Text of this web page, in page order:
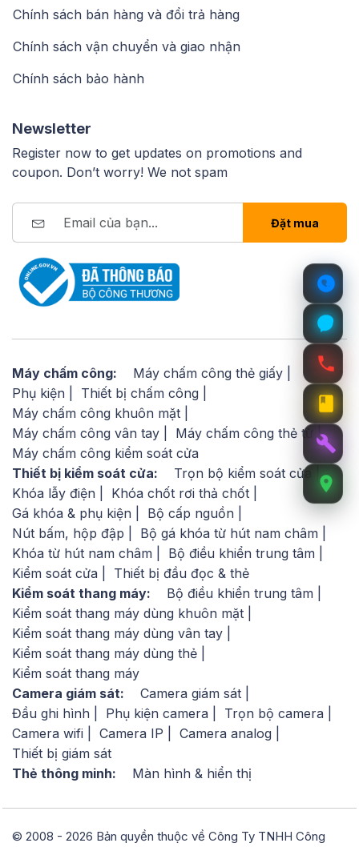
Chính sách bán hàng và đổi trả hàng
Chính sách vận chuyển và giao nhận
Chính sách bảo hành
Newsletter
Register now to get updates on promotions and
coupon. Don’t worry! We not spam
Đặt mua
Máy chấm công:
Máy chấm công thẻ giấy
Phụ kiện
Thiết bị chấm công
Máy chấm công khuôn mặt
Máy chấm công vân tay
Máy chấm công thẻ từ
Máy chấm công kiểm soát cửa
Thiết bị kiểm soát cửa:
Trọn bộ kiểm soát cửa
Khóa lẫy điện
Khóa chốt rơi thả chốt
Gá khóa & phụ kiện
Bộ cấp nguồn
Nút bấm, hộp đập
Bộ gá khóa từ hút nam châm
Khóa từ hút nam châm
Bộ điều khiển trung tâm
Kiểm soát cửa
Thiết bị đầu đọc & thẻ
Kiểm soát thang máy:
Bộ điều khiển trung tâm
Kiểm soát thang máy dùng khuôn mặt
Kiểm soát thang máy dùng vân tay
Kiểm soát thang máy dùng thẻ
Kiểm soát thang máy
Camera giám sát:
Camera giám sát
Đầu ghi hình
Phụ kiện camera
Trọn bộ camera
Camera wifi
Camera IP
Camera analog
Thiết bị giám sát
Thẻ thông minh:
Màn hình & hiển thị
© 2008 - 2026 Bản quyền thuộc về Công Ty TNHH Công